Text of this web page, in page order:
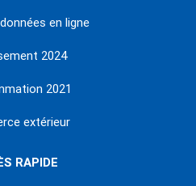
en ligne
2024
2021
extérieur
RAPIDE